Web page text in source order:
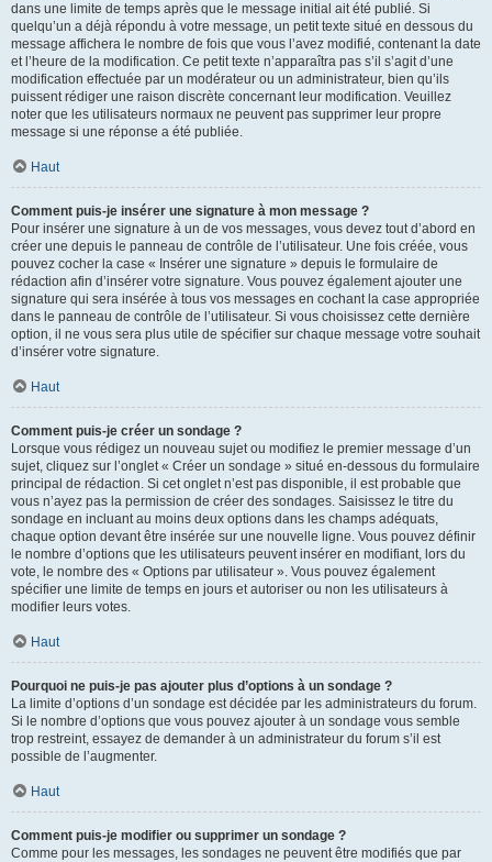
dans une limite de temps après que le message initial ait été publié. Si
quelqu’un a déjà répondu à votre message, un petit texte situé en dessous du
message affichera le nombre de fois que vous l’avez modifié, contenant la date
et l’heure de la modification. Ce petit texte n’apparaîtra pas s’il s’agit d’une
modification effectuée par un modérateur ou un administrateur, bien qu’ils
puissent rédiger une raison discrète concernant leur modification. Veuillez
noter que les utilisateurs normaux ne peuvent pas supprimer leur propre
message si une réponse a été publiée.
Haut
Comment puis-je insérer une signature à mon message ?
Pour insérer une signature à un de vos messages, vous devez tout d’abord en
créer une depuis le panneau de contrôle de l’utilisateur. Une fois créée, vous
pouvez cocher la case « Insérer une signature » depuis le formulaire de
rédaction afin d’insérer votre signature. Vous pouvez également ajouter une
signature qui sera insérée à tous vos messages en cochant la case appropriée
dans le panneau de contrôle de l’utilisateur. Si vous choisissez cette dernière
option, il ne vous sera plus utile de spécifier sur chaque message votre souhait
d’insérer votre signature.
Haut
Comment puis-je créer un sondage ?
Lorsque vous rédigez un nouveau sujet ou modifiez le premier message d’un
sujet, cliquez sur l’onglet « Créer un sondage » situé en-dessous du formulaire
principal de rédaction. Si cet onglet n’est pas disponible, il est probable que
vous n’ayez pas la permission de créer des sondages. Saisissez le titre du
sondage en incluant au moins deux options dans les champs adéquats,
chaque option devant être insérée sur une nouvelle ligne. Vous pouvez définir
le nombre d’options que les utilisateurs peuvent insérer en modifiant, lors du
vote, le nombre des « Options par utilisateur ». Vous pouvez également
spécifier une limite de temps en jours et autoriser ou non les utilisateurs à
modifier leurs votes.
Haut
Pourquoi ne puis-je pas ajouter plus d’options à un sondage ?
La limite d’options d’un sondage est décidée par les administrateurs du forum.
Si le nombre d’options que vous pouvez ajouter à un sondage vous semble
trop restreint, essayez de demander à un administrateur du forum s’il est
possible de l’augmenter.
Haut
Comment puis-je modifier ou supprimer un sondage ?
Comme pour les messages, les sondages ne peuvent être modifiés que par